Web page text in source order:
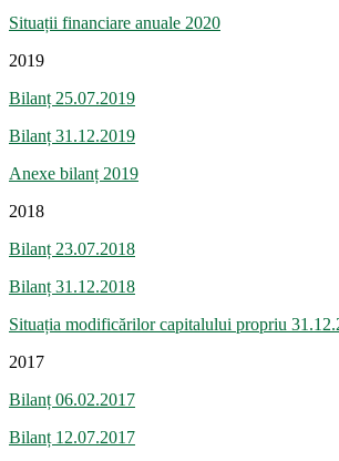
Situații financiare anuale 2020
2019
Bilanț 25.07.2019
Bilanț 31.12.2019
Anexe bilanț 2019
2018
Bilanț 23.07.2018
Bilanț 31.12.2018
Situația modificărilor capitalului propriu
2017
Bilanț 06.02.2017
Bilanț 12.07.2017